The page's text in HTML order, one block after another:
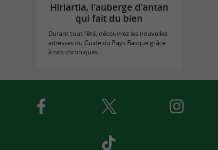
Hiriartia, l'auberge d'antan
qui fait du bien
Durant tout l'été, découvrez les nouvelles
adresses du Guide du Pays Basque grâce
à nos chroniques ...